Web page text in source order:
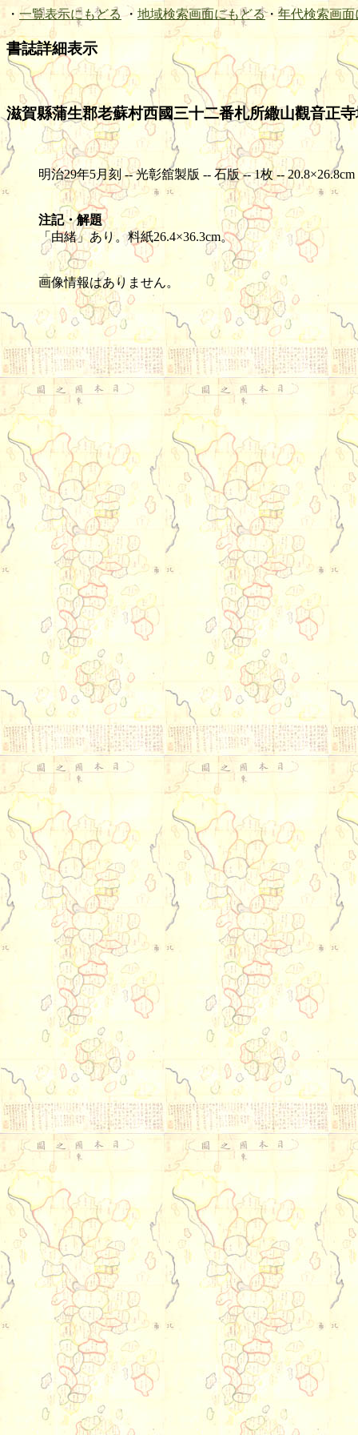
・ 一覧表示にもどる ・ 地域検索画面にもどる・ 年代検索画面
書誌詳細表示
滋賀縣蒲生郡老蘇村西國三十二番札所繖山觀音
明治29年5月刻 -- 光彰舘製版 -- 石版 -- 1枚 -- 20.8×26.8cm
注記・解題
「由緒」あり。料紙26.4×36.3cm。
画像情報はありません。